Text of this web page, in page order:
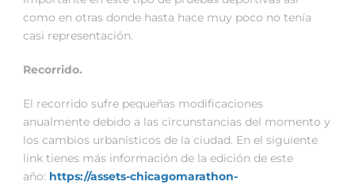
como en otras donde hasta hace muy poco no tenía
casi representación.
Recorrido.
El recorrido sufre pequeñas modificaciones
anualmente debido a las circunstancias del momento y
los cambios urbanísticos de la ciudad. En el siguiente
link tienes más información de la edición de este
año: https://assets-chicagomarathon-